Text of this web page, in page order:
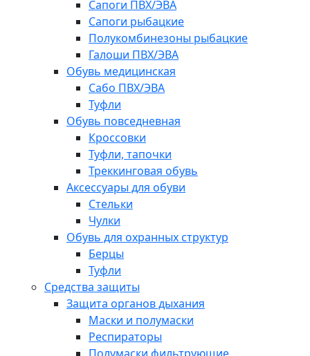
Сапоги ПВХ/ЭВА
Сапоги рыбацкие
Полукомбинезоны рыбацкие
Галоши ПВХ/ЭВА
Обувь медицинская
Сабо ПВХ/ЭВА
Туфли
Обувь повседневная
Кроссовки
Туфли, тапочки
Треккинговая обувь
Аксессуары для обуви
Стельки
Чулки
Обувь для охранных структур
Берцы
Туфли
Средства защиты
Защита органов дыхания
Маски и полумаски
Респираторы